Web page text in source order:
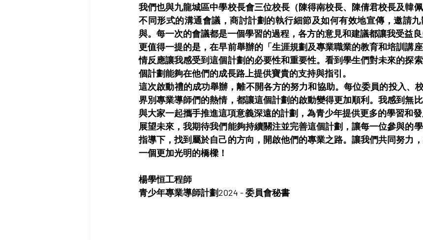
我們也與九龍城區中學校長會三位校長（陳得南校長、陳倩君校長及韓
不同形式的溝通會議，商討計劃的執行細節及如何有效地宣傳，邀請
與。每一次的會議都是一個學習的過程，各方的意見和建議都讓我受益良
更值得一提的是，在早前舉辦的「生涯規劃及專業職業的教育和培訓講
情反應讓我感受到這個計劃的必要性和重要性。看到學生們對未來的探
個計劃能夠在他們的成長路上提供寶貴的支持與指引。
這次啟動禮的成功舉辦，離不開各方的努力和協助。每位委員的投入、
界別專業導師們的熱情，都讓這個計劃的啟動變得更加順利。我感到無
與大家一起攜手推進這項意義深遠的計劃，為青少年提供更多的學習和發
展望未來，我期待我們能夠持續關注並完善這個計劃，讓每一位參與的
指導下，找到屬於自己的方向，開啟他們的專業之路。讓我們共同努力
一個更加光明的橋樑！
楊學恒工程師
青少年專業導師計劃2024 - 委員會秘書